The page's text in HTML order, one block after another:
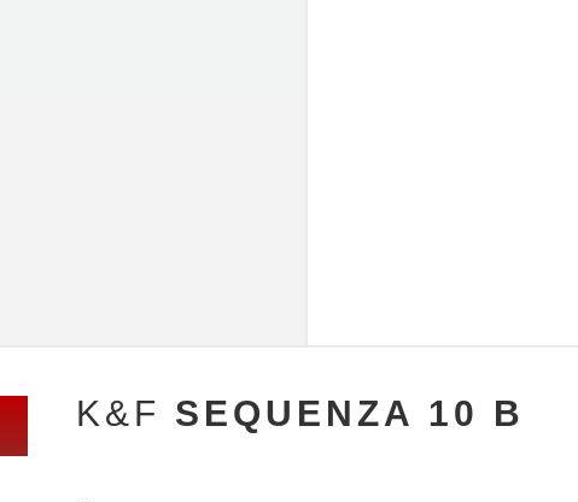
K&F SEQUENZA 10 B